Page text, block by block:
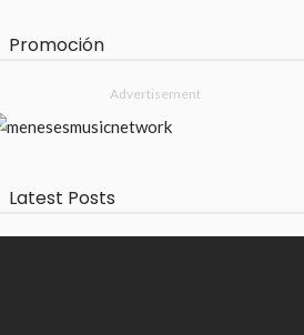
Promoción
Advertisement
Latest Posts